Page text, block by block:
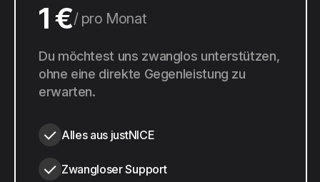
1 € pro Monat
10 € pro Jahr
Du möchtest uns zwanglos unterstützen,
ohne eine direkte Gegenleistung zu
erwarten.
Alles aus justNICE
Zwangloser Support